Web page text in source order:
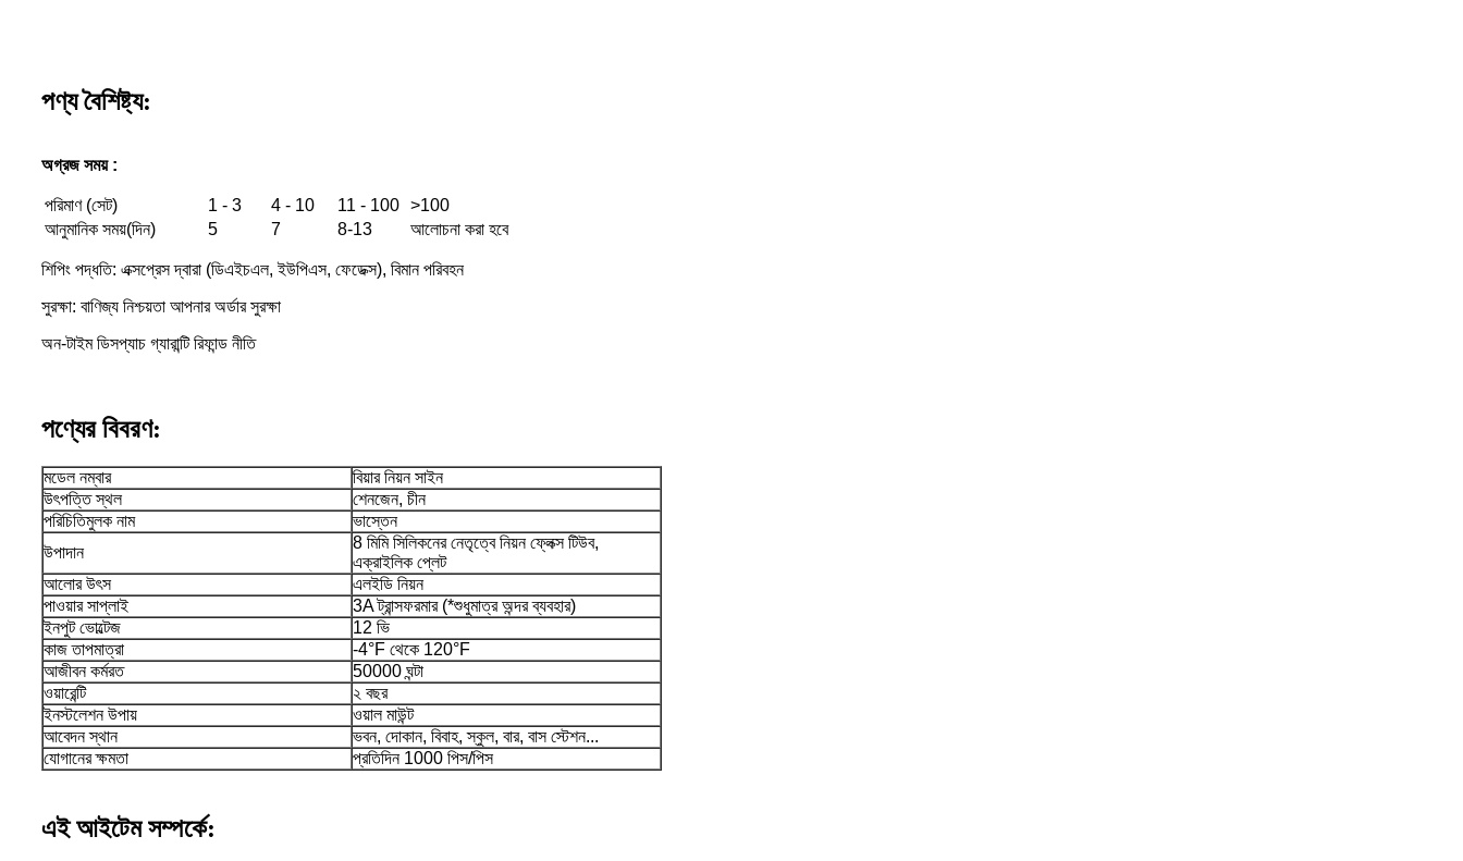
পণ্য বৈশিষ্ট্য:
অগ্রজ সময় :
পরিমাণ (সেট) 1 - 3 4 - 10 11 - 100 >100
আনুমানিক সময়(দিন)
5 7 8-13 আলোচনা করা হবে
শিপিং পদ্ধতি: এক্সপ্রেস দ্বারা (ডিএইচএল, ইউপিএস, ফেডেক্স), বিমান পরিবহন
সুরক্ষা: বাণিজ্য নিশ্চয়তা আপনার অর্ডার সুরক্ষা
অন-টাইম ডিসপ্যাচ গ্যারান্টি রিফান্ড নীতি
পণ্যের বিবরণ:
মডেল নম্বার
বিয়ার নিয়ন সাইন
উৎপত্তি স্থল
শেনজেন, চীন
পরিচিতিমুলক নাম
ভাস্তেন
উপাদান
8 মিমি সিলিকনের নেতৃত্বে নিয়ন ফ্লেক্স টিউব,
এক্রাইলিক প্লেট
আলোর উৎস
এলইডি নিয়ন
পাওয়ার সাপ্লাই
3A ট্রান্সফরমার (*শুধুমাত্র অন্দর ব্যবহার)
ইনপুট ভোল্টেজ
12 ভি
কাজ তাপমাত্রা
-4°F থেকে 120°F
আজীবন কর্মরত
50000 ঘন্টা
ওয়ারেন্টি
২ বছর
ইনস্টলেশন উপায়
ওয়াল মাউন্ট
আবেদন স্থান
ভবন, দোকান, বিবাহ, স্কুল, বার, বাস স্টেশন...
যোগানের ক্ষমতা
প্রতিদিন 1000 পিস/পিস
এই আইটেম সম্পর্কে: